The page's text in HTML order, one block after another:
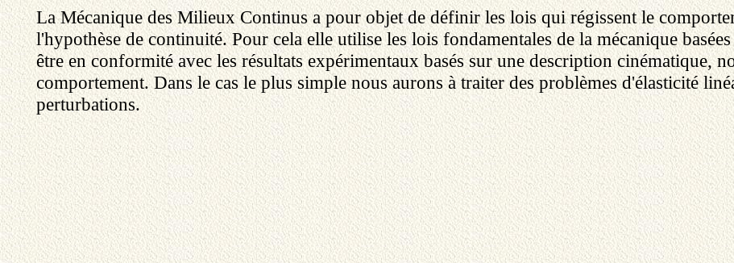
La Mécanique des Milieux Continus a pour objet de définir les lois qui régissent le
l'hypothèse de continuité. Pour cela elle utilise les lois fondamentales de la mécanique
être en conformité avec les résultats expérimentaux basés sur une description cinématique,
comportement. Dans le cas le plus simple nous aurons à traiter des problèmes d'élasticité
perturbations.